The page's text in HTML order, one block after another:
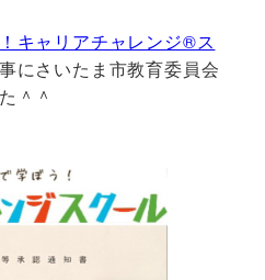
キャリアチャレンジ®︎ス
にさいたま市教育委員会
＾＾